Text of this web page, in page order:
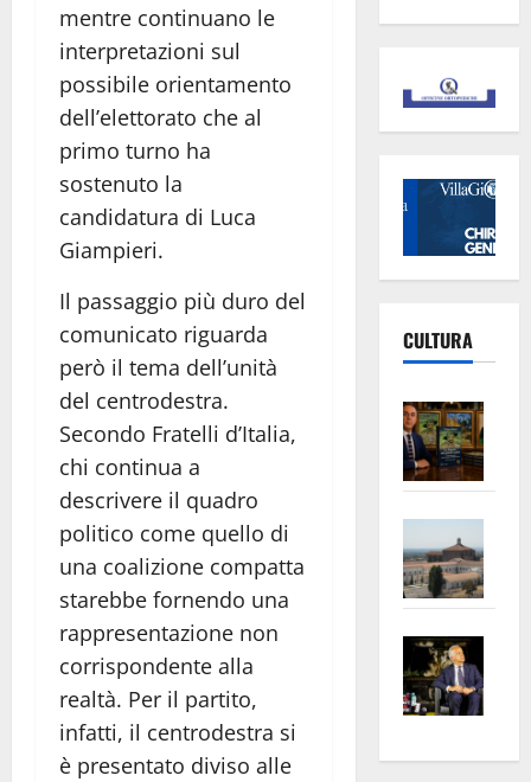
mentre continuano le
interpretazioni sul
possibile orientamento
dell’elettorato che al
primo turno ha
sostenuto la
candidatura di Luca
Giampieri.
Il passaggio più duro del
comunicato riguarda
però il tema dell’unità
del centrodestra.
Secondo Fratelli d’Italia,
chi continua a
descrivere il quadro
politico come quello di
una coalizione compatta
starebbe fornendo una
rappresentazione non
corrispondente alla
realtà. Per il partito,
infatti, il centrodestra si
è presentato diviso alle
CULTURA
la